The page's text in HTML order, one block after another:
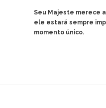
Seu Majeste merece
ele estará sempre
momento único.